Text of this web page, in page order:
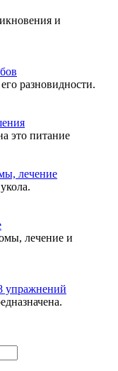
и
разновидности.
это питание
лечение
лечение и
упражнений